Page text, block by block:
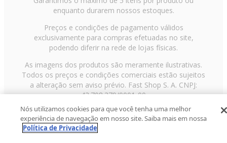
enquanto durarem nossos estoques.
Preços e condições de pagamento válidos
exclusivamente para compras efetuadas no site,
podendo diferir na rede de lojas físicas.
As imagens dos produtos são meramente ilustrativas.
Todos os preços e condições comerciais estão sujeitos
a alteração sem aviso prévio. Fast Shop S. A. CNPJ:
43.708.379/0001-00
Avenida Zaki Narchi, nº 1650, sobreloja, Carandiru, São
Paulo/SP, CEP 02029-001, Telefone: 11 3003-3728 ©
2013 Fast Shop - Todos os direitos reservados
Nós utilizamos cookies para que você tenha uma melhor
experiência de navegação em nosso site. Saiba mais em nossa
Política de Privacidade